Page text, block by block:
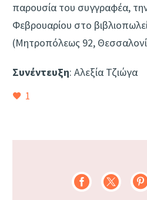
παρουσία του συγγραφέα,
Φεβρουαρίου στο
(Μητροπόλεως 92,
Συνέντευξη: Αλεξία Τζιώγα
1